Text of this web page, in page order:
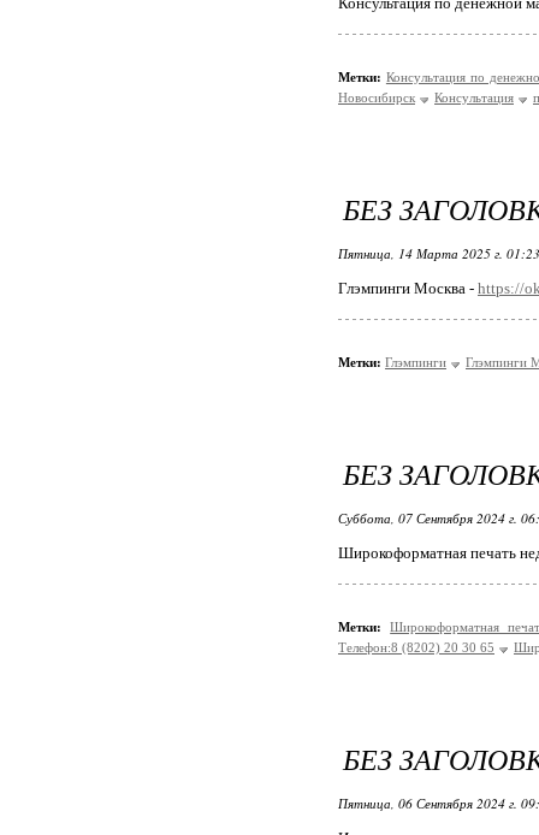
Метки: Консультация по
Новосибирск
Консультация
БЕЗ
Пятница, 14 Марта 2025 г.
Глэмпинги Москва - https://
Метки: Глэмпинги Глэмпинги
БЕЗ
Суббота, 07 Сентября 2024 г.
Широкоформатная печать
Метки:
Широкоформатная
Телефон:8 (8202) 20 30 65
БЕЗ
Пятница, 06 Сентября 2024 г.